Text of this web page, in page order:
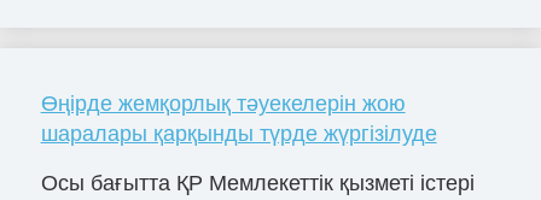
Өңірде жемқорлық тәуекелерін жою
шаралары қарқынды түрде жүргізілуде
Осы бағытта ҚР Мемлекеттік қызметі істері